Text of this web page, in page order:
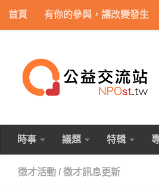
Skip to content
首頁 有你的參與，讓改變發生
時事 議題 特輯
徵才活動 / 徵才訊息更新